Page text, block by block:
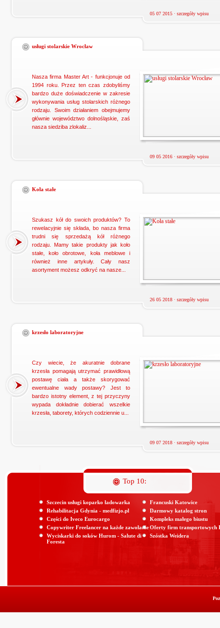
05 07 2015 · szczegóły wpisu
usługi stolarskie Wrocław
Nasza firma Master Art - funkcjonuje od
1994 roku. Przez ten czas zdobyliśmy
bardzo duże doświadczenie w zakresie
wykonywania usług stolarskich różnego
rodzaju. Swoim działaniem obejmujemy
głównie województwo dolnośląskie, zaś
nasza siedziba zlokaliz...
09 05 2016 · szczegóły wpisu
Koła stałe
Szukasz kół do swoich produktów? To
rewelacyjnie się składa, bo nasza firma
trudni się sprzedażą kół różnego
rodzaju. Mamy takie produkty jak koło
stałe, koło obrotowe, koła meblowe i
również inne artykuły. Cały nasz
asortyment możesz odkryć na nasze...
26 05 2018 · szczegóły wpisu
krzesło laboratoryjne
Czy wiecie, że akuratnie dobrane
krzesła pomagają utrzymać prawidłową
postawę ciała a także skorygować
ewentualne wady postawy? Jest to
bardzo istotny element, z tej przyczyny
wypada dokładnie dobierać wszelkie
krzesła, taborety, których codziennie u...
09 07 2018 · szczegóły wpisu
Top 10:
Szczecin usługi koparko ładowarka
Rehabilitacja Gdynia - medfizjo.pl
Części do Iveco Eurocargo
Copywriter Freelancer na każde zawołanie
Wyciskarki do soków Hurom - Salute di
Foresta
Francuski Katowice
Darmowy katalog stron
Kompleks małego biustu
Oferty firm transportowych
Szóstka Weidera